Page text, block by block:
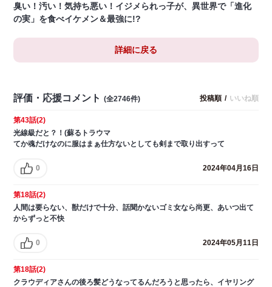
臭い！汚い！気持ち悪い！イジメられっ子が、異世界で「進化
の実」を食べイケメン＆最強に!?
詳細に戻る
評価・応援コメント (全2746件) 投稿順 / いいね順
第43話(2)
光線級だと？！(蘇るトラウマ
てか魂だけなのに服はまぁ仕方ないとしても剣まで取り出すって
0 2024年04月16日
第18話(2)
人間は要らない、獣だけで十分、話聞かないゴミ女なら尚更、あいつ出て
からずっと不快
0 2024年05月11日
第18話(2)
クラウディアさんの後ろ髪どうなってるんだろうと思ったら、イヤリング